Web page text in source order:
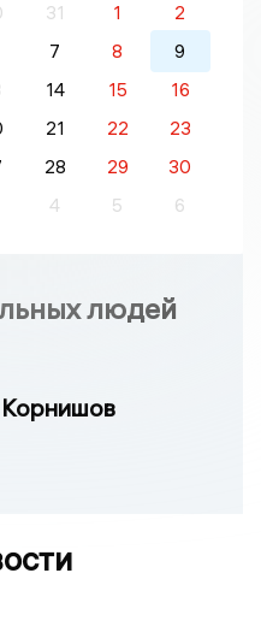
31 1
2
7 8
9
14 15
16
21 22
23
28 29
30
4 5 6
людей